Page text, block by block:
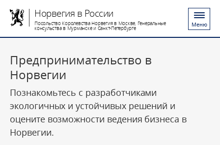
Норвегия в России
Посольство Королевства Норвегия в Москве, Генеральные
консульства в Мурманске и Санкт-Петербурге Меню
Предпринимательство в
Норвегии
Познакомьтесь с разработчиками
экологичных и устойчивых решений и
оцените возможности ведения бизнеса в
Норвегии.